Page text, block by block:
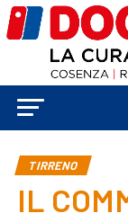
TIRRENO
IL